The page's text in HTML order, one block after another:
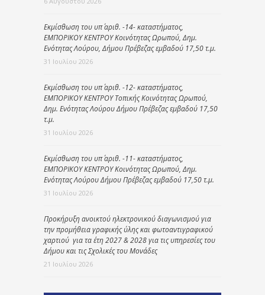
Εκμίσθωση του υπ΄ αριθ. -14- καταστήματος,
ΕΜΠΟΡΙΚΟΥ ΚΕΝΤΡΟΥ Κοινότητας Ωρωπού, Δημ.
Ενότητας Λούρου, Δήμου Πρέβεζας εμβαδού 17,50 τ.μ.
31 Ιουλίου 2026
Εκμίσθωση του υπ΄ αριθ. -12- καταστήματος,
ΕΜΠΟΡΙΚΟΥ ΚΕΝΤΡΟΥ Τοπικής Κοινότητας Ωρωπού,
Δημ. Ενότητας Λούρου Δήμου Πρέβεζας εμβαδού 17,50
τ.μ.
31 Ιουλίου 2026
Εκμίσθωση του υπ΄ αριθ. -11- καταστήματος,
ΕΜΠΟΡΙΚΟΥ ΚΕΝΤΡΟΥ Κοινότητας Ωρωπού, Δημ.
Ενότητας Λούρου Δήμου Πρέβεζας εμβαδού 17,50 τ.μ.
31 Ιουλίου 2026
Προκήρυξη ανοικτού ηλεκτρονικού διαγωνισμού για
την προμήθεια γραφικής ύλης και φωτοαντιγραφικού
χαρτιού για τα έτη 2027 & 2028 για τις υπηρεσίες του
Δήμου και τις Σχολικές του Μονάδες
21 Ιουλίου 2026